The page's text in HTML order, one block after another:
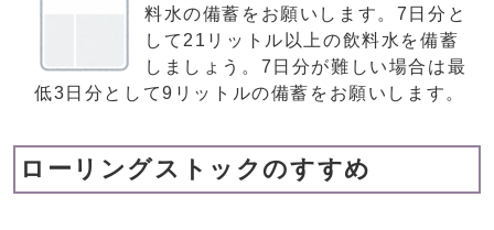
料水の備蓄をお願いします。7日分と
して21リットル以上の飲料水を備蓄
しましょう。7日分が難しい場合は最
低3日分として9リットルの備蓄をお願いします。
ローリングストックのすすめ